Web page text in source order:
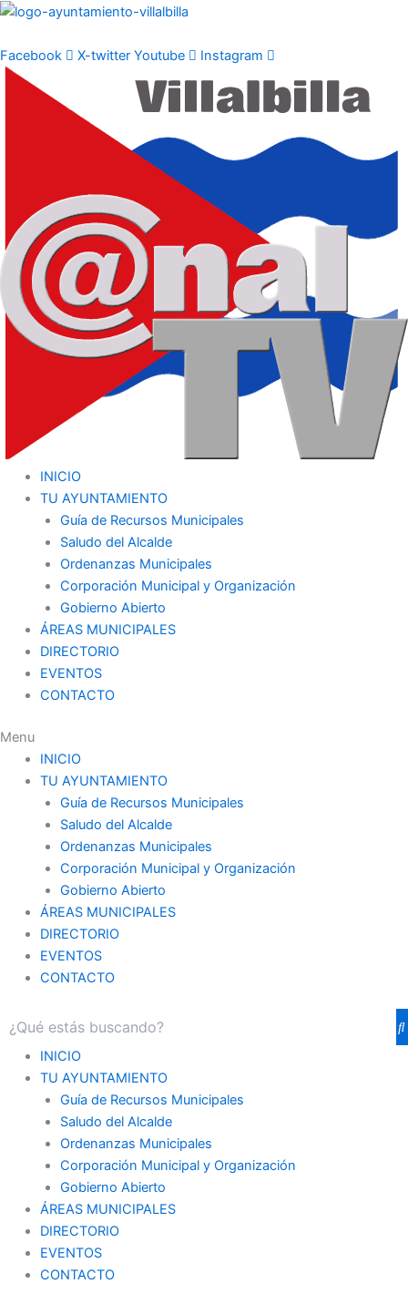
Ir
contenido
Facebook X-twitter Youtube Instagram
INICIO
TU AYUNTAMIENTO
Guía de Recursos Municipales
Saludo del Alcalde
Ordenanzas Municipales
Corporación Municipal y Organización
Gobierno Abierto
ÁREAS MUNICIPALES
DIRECTORIO
EVENTOS
CONTACTO
Menu
INICIO
TU AYUNTAMIENTO
Guía de Recursos Municipales
Saludo del Alcalde
Ordenanzas Municipales
Corporación Municipal y Organización
Gobierno Abierto
ÁREAS MUNICIPALES
DIRECTORIO
EVENTOS
CONTACTO
INICIO
TU AYUNTAMIENTO
Guía de Recursos Municipales
Saludo del Alcalde
Ordenanzas Municipales
Corporación Municipal y Organización
Gobierno Abierto
ÁREAS MUNICIPALES
DIRECTORIO
EVENTOS
CONTACTO